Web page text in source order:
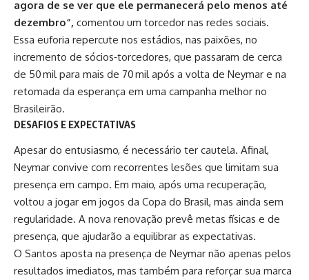
agora de se ver que ele permanecerá pelo menos até
dezembro”, comentou um torcedor nas redes sociais.
Essa euforia repercute nos estádios, nas paixões, no
incremento de sócios‑torcedores, que passaram de cerca
de 50 mil para mais de 70 mil após a volta de Neymar e na
retomada da esperança em uma campanha melhor no
Brasileirão.
DESAFIOS E EXPECTATIVAS
Apesar do entusiasmo, é necessário ter cautela. Afinal,
Neymar convive com recorrentes lesões que limitam sua
presença em campo. Em maio, após uma recuperação,
voltou a jogar em jogos da Copa do Brasil, mas ainda sem
regularidade. A nova renovação prevê metas físicas e de
presença, que ajudarão a equilibrar as expectativas.
O Santos aposta na presença de Neymar não apenas pelos
resultados imediatos, mas também para reforçar sua marca